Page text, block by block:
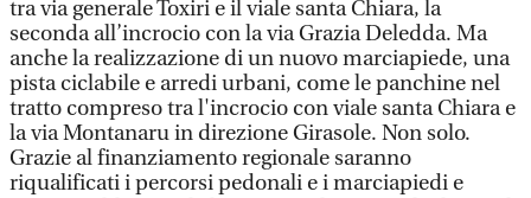
tra via generale Toxiri e il viale santa Chiara, la
seconda all’incrocio con la via Grazia Deledda. Ma
anche la realizzazione di un nuovo marciapiede, una
pista ciclabile e arredi urbani, come le panchine nel
tratto compreso tra l'incrocio con viale santa Chiara e
la via Montanaru in direzione Girasole. Non solo.
Grazie al finanziamento regionale saranno
riqualificati i percorsi pedonali e i marciapiedi e